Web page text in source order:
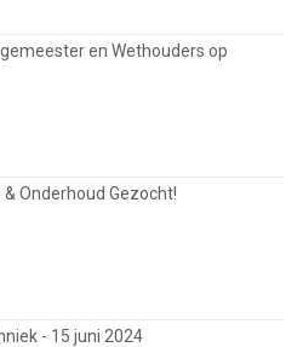
en Wethouders op
Onderhoud Gezocht!
- 15 juni 2024